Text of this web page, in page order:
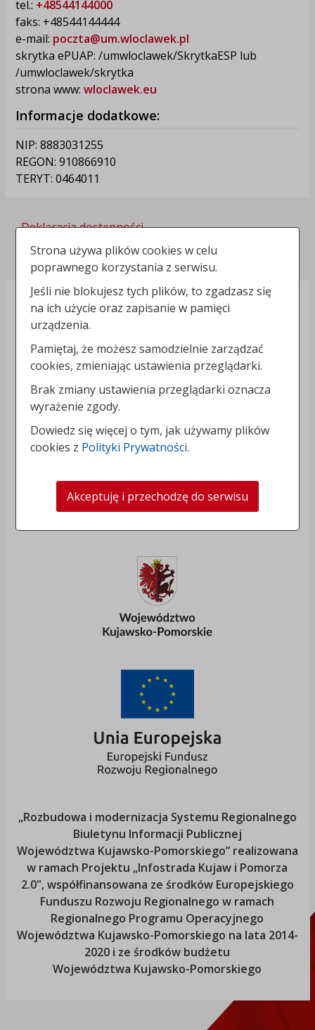
tel.: +48544144000
faks: +48544144444
e-mail: poczta@um.wloclawek.pl
skrytka ePUAP: /umwloclawek/SkrytkaESP lub
/umwloclawek/skrytka
strona www: wloclawek.eu
Informacje dodatkowe:
NIP: 8883031255
REGON: 910866910
TERYT: 0464011
Deklaracja dostępności
Polityka prywatności
„Rozbudowa i modernizacja Systemu Regionalnego
Biuletynu Informacji Publicznej
Województwa Kujawsko-Pomorskiego” realizowana
w ramach Projektu „Infostrada Kujaw i Pomorza
2.0", współfinansowana ze środków Europejskiego
Funduszu Rozwoju Regionalnego w ramach
Regionalnego Programu Operacyjnego
Województwa Kujawsko-Pomorskiego na lata 2014-
2020 i ze środków budżetu
Województwa Kujawsko-Pomorskiego
Strona używa plików cookies w celu
poprawnego korzystania z serwisu.
Jeśli nie blokujesz tych plików, to zgadzasz się
na ich użycie oraz zapisanie w pamięci
urządzenia.
Pamiętaj, że możesz samodzielnie zarządzać
cookies, zmieniając ustawienia przeglądarki.
Brak zmiany ustawienia przeglądarki oznacza
wyrażenie zgody.
Dowiedz się więcej o tym, jak używamy plików
cookies z Polityki Prywatności.
Akceptuję i przechodzę do serwisu